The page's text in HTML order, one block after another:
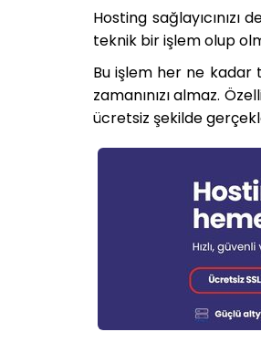
Hosting
teknik bir işlem olup
Bu işlem her ne kadar
zamanınızı almaz.
ücretsiz şekilde